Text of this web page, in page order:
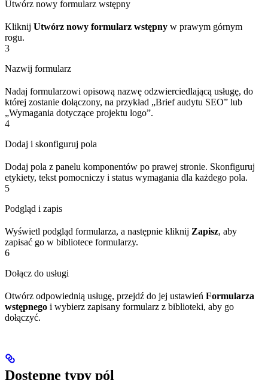
Utwórz nowy formularz wstępny
Kliknij Utwórz nowy formularz wstępny w prawym górnym
rogu.
3
Nazwij formularz
Nadaj formularzowi opisową nazwę odzwierciedlającą usługę, do
której zostanie dołączony, na przykład „Brief audytu SEO” lub
„Wymagania dotyczące projektu logo”.
4
Dodaj i skonfiguruj pola
Dodaj pola z panelu komponentów po prawej stronie. Skonfiguruj
etykiety, tekst pomocniczy i status wymagania dla każdego pola.
5
Podgląd i zapis
Wyświetl podgląd formularza, a następnie kliknij Zapisz, aby
zapisać go w bibliotece formularzy.
6
Dołącz do usługi
Otwórz odpowiednią usługę, przejdź do jej ustawień Formularza
wstępnego i wybierz zapisany formularz z biblioteki, aby go
dołączyć.
Dostępne typy pól